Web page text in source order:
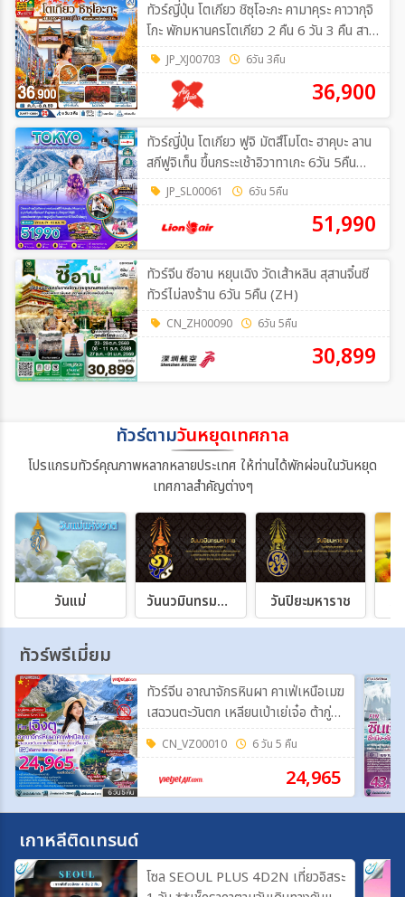
ทัวร์ญี่ปุ่น โตเกียว ชิซุโอะกะ คามาคุระ คาวากุจิ
โกะ พักมหานครโตเกียว 2 คืน 6 วัน 3 คืน สาย
การบิน ไทยแอร์เอเชีย เอ็กซ์ 6วัน 3คืน (XJ)
JP_XJ00703 6วัน 3คืน
36,900
ทัวร์ญี่ปุ่น โตเกียว ฟูจิ มัตสึโมโตะ ฮาคุบะ ลาน
สกีฟูจิเท็น ขึ้นกระะเช้าอิวาทาเกะ 6วัน 5คืน
(SL)JP_SL00061 6วัน 5คืน
51,990
ทัวร์จีน ซีอาน หยุนเฉิง วัดเส้าหลิน สุสานจิ๋นซี
ทัวร์ไม่ลงร้าน 6วัน 5คืน (ZH)
CN_ZH00090 6วัน 5คืน
30,899
ทัวร์ตามวันหยุดเทศกาล
โปรแกรมทัวร์คุณภาพหลากหลายประเทศ ให้ท่านได้พักผ่อนในวันหยุด
เทศกาลสำคัญต่างๆ
วันแม่ วันนวมินทรมหาราช วันปิยะมหาราช
ทัวร์พรีเมี่ยม
ทัวร์จีน อาณาจักรหินผา คาเฟ่เหนือเมฆ
เสฉวนตะวันตก เหลียนเป่าเย่เจ๋อ ต้ากู่ปิ่ง
ชวน 6 วัน 5 คืน FT-TFUVZ38A
CN_VZ00010 6 วัน 5 คืน
24,965
เกาหลีติดเทรนด์
โซล SEOUL PLUS 4D2N เที่ยวอิสระ